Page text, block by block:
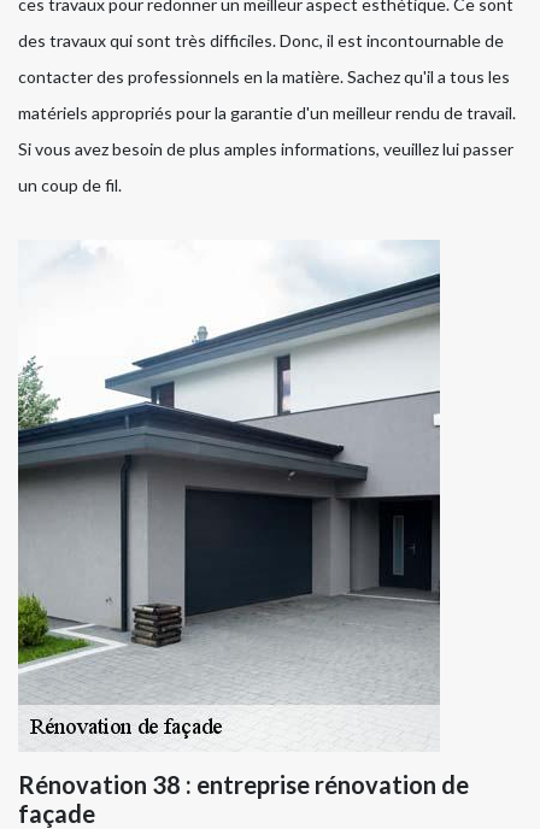
des travaux qui sont très difficiles. Donc, il est incontournable de
contacter des professionnels en la matière. Sachez qu'il a tous les
matériels appropriés pour la garantie d'un meilleur rendu de travail.
Si vous avez besoin de plus amples informations, veuillez lui passer
un coup de fil.
Rénovation 38 : entreprise rénovation de
façade